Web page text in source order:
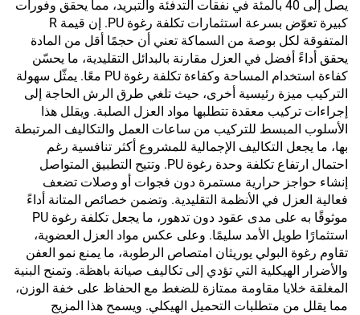
يصل إلى 40 بالمئة في نفقات التدفئة والتبريد، مما يحقق وفورات
كبيرة تعوّض بسرعة استثمارات تكلفة رغوة PU. إن قيمة R
المتفوقة لكل بوصة من السماكة تعني أن حجمًا أقل من المادة
يحقق أداءً أفضل في العزل مقارنة بالبدائل التقليدية، ما يحسّن
كفاءة استخدام المساحة وكفاءة تكلفة رغوة PU معًا. يمثّل سهولة
التركيب ميزة رئيسية أخرى، حيث تلغي طرق الرش الحاجة إلى
إجراءات تركيب معقدة تتطلبها مواد العزل الصلبة. ويقلل هذا
الأسلوب المبسط للتركيب من ساعات العمل والتكاليف المرتبطة
بها، ما يجعل التكاليف الإجمالية للمشروع أكثر تنافسية رغم
احتمال ارتفاع تكلفة وحدة رغوة PU. وتتيح التطبيق المتواصل
إنشاء حواجز حرارية مستمرة دون فجوات أو وصلات تضعف
فعالية العزل في الأنظمة التقليدية. وتضمن خصائص المتانة أداءً
موثوقًا به على مدى عقود دون تدهور، ما يجعل تكلفة رغوة PU
استثمارًا طويل الأمد سليمًا. وعلى عكس مواد العزل العضوية،
تقاوم رغوة البولي يوريثان امتصاص الرطوبة، ما يمنع نمو العفن
والأضرار الهيكلية التي تؤدي إلى تكاليف صيانة باهظة. وتمنح البنية
المغلقة خلايا مقاومة ممتازة للضغط مع الحفاظ على خفة الوزن،
مما يقلل من متطلبات التحميل الهيكلي. ويسمح هذا المزيج